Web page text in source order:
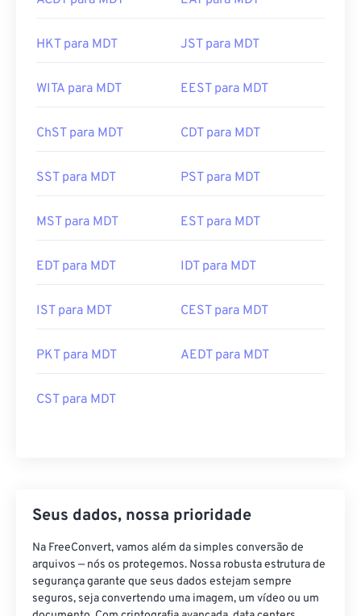
HKT para MDT JST para MDT
WITA para MDT EEST para MDT
ChST para MDT CDT para MDT
SST para MDT PST para MDT
MST para MDT EST para MDT
EDT para MDT IDT para MDT
IST para MDT CEST para MDT
PKT para MDT AEDT para MDT
CST para MDT
Seus dados, nossa prioridade
Na FreeConvert, vamos além da simples conversão de
arquivos — nós os protegemos. Nossa robusta estrutura de
segurança garante que seus dados estejam sempre
seguros, seja convertendo uma imagem, um vídeo ou um